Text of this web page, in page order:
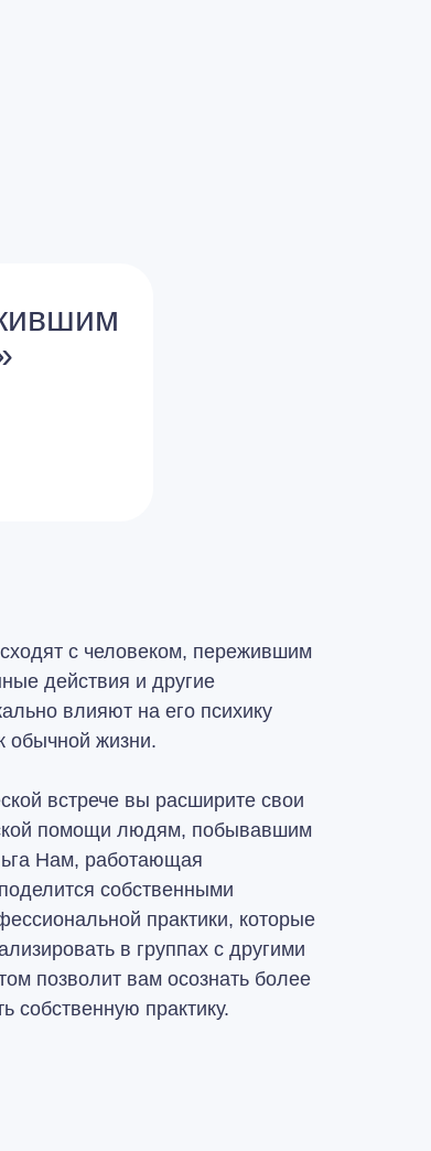
с человеком, пережившим
действия и другие
влияют на его психику
обычной жизни.
встрече вы расширите свои
помощи людям, побывавшим
Нам, работающая
собственными
практики, которые
в группах с другими
позволит вам осознать более
собственную практику.